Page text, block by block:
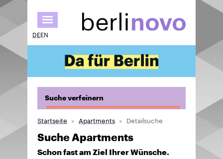
zum
Inhalt
DEEN
Suche verfeinern
Startseite Apartments Detailsuche
Suche Apartments
Schon fast am Ziel Ihrer Wünsche.